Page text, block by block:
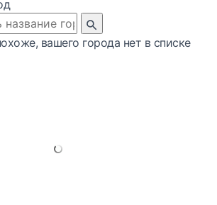
вашего города нет в списке